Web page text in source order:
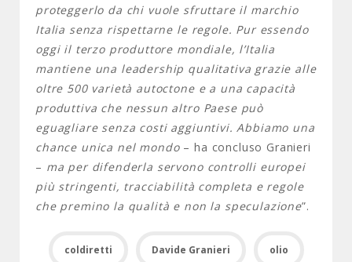
proteggerlo da chi vuole sfruttare il marchio
Italia senza rispettarne le regole. Pur essendo
oggi il terzo produttore mondiale, l’Italia
mantiene una leadership qualitativa grazie alle
oltre 500 varietà autoctone e a una capacità
produttiva che nessun altro Paese può
eguagliare senza costi aggiuntivi. Abbiamo una
chance unica nel mondo– ha concluso Granieri
– ma per difenderla servono controlli europei
più stringenti, tracciabilità completa e regole
che premino la qualità e non la speculazione”.
coldiretti Davide Granieri olio